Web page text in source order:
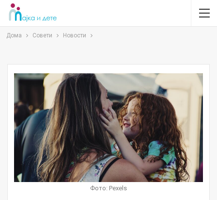
Дома Совети Новости
Фото: Pexels